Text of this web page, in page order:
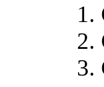
1.
2.
3.